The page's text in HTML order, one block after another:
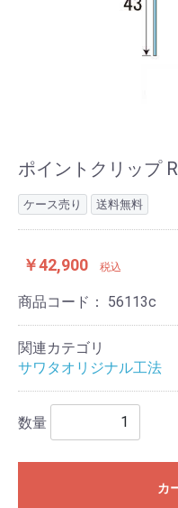
ポイントクリップ
ケース売り 送料無料
￥42,900 税込
商品コード： 56113c
関連カテゴリ
サワタオリジナル工法
数量
カ